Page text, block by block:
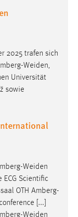
2025 trafen sich
Weiden
Universität
sowie
Weiden
Scientific
OTH Amberg-
[...]
Weiden